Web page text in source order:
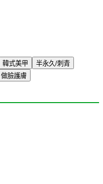
韓式美甲
半永久/刺青
做臉護膚